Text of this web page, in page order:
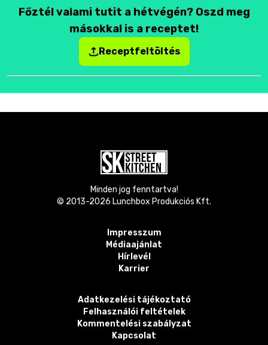
Főztél valami tutit a hétvégén? Oszd meg
másokkal is a receptet!
Receptfeltöltés
Minden jog fenntartva!
© 2013-2026 Lunchbox Produkciós Kft.
Impresszum
Médiaajánlat
Hírlevél
Karrier
Adatkezelési tájékoztató
Felhasználói feltételek
Kommentelési szabályzat
Kapcsolat